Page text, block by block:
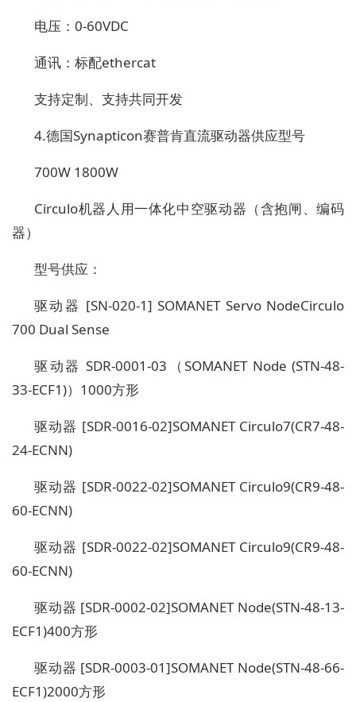
电压：0-60VDC
通讯：标配ethercat
支持定制、支持共同开发
4.德国Synapticon赛普肯直流驱动器供应型号
700W 1800W
Circulo机器人用一体化中空驱动器（含抱闸、编码
器）
型号供应：
驱动器 [SN-020-1] SOMANET Servo NodeCirculo
700 Dual Sense
驱动器 SDR-0001-03（SOMANET Node (STN-48-
33-ECF1)）1000方形
驱动器 [SDR-0016-02]SOMANET Circulo7(CR7-48-
24-ECNN)
驱动器 [SDR-0022-02]SOMANET Circulo9(CR9-48-
60-ECNN)
驱动器 [SDR-0022-02]SOMANET Circulo9(CR9-48-
60-ECNN)
驱动器 [SDR-0002-02]SOMANET Node(STN-48-13-
ECF1)400方形
驱动器 [SDR-0003-01]SOMANET Node(STN-48-66-
ECF1)2000方形